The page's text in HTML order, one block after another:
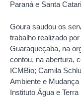
Paraná e Santa
Goura saudou os
trabalho realizado
Guaraqueçaba, na
contou, na abertura,
ICMBio; Camila
Ambiente e
Instituto Água e